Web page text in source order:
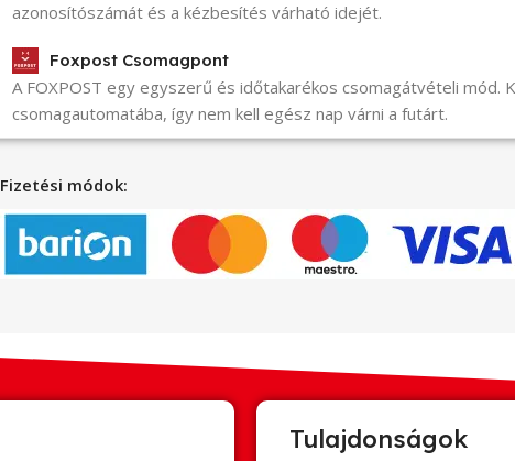
azonosítószámát és a kézbesítés várható idejét.
Foxpost Csomagpont
A FOXPOST egy egyszerű és időtakarékos csomagátvételi mód.
csomagautomatába, így nem kell egész nap várni a futárt.
Fizetési módok:
Tulajdonságok